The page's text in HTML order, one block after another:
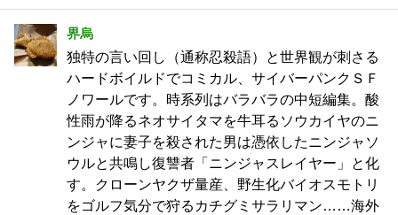
界烏
独特の言い回し（通称忍殺語）と世界観が刺さる
ハードボイルドでコミカル、サイバーパンクＳＦ
ノワールです。時系列はバラバラの中短編集。酸
性雨が降るネオサイタマを牛耳るソウカイヤのニ
ンジャに妻子を殺された男は憑依したニンジャソ
ウルと共鳴し復讐者「ニンジャスレイヤー」と化
す。クローンヤクザ量産、野生化バイオスモトリ
をゴルフ気分で狩るカチグミサラリマン……海外